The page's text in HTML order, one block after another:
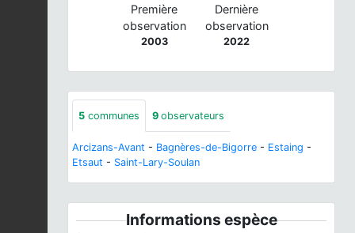
Première
observation
2003
Dernière
observation
2022
5 communes 9 observateurs
Arcizans-Avant - Bagnères-de-Bigorre - Estaing -
Etsaut - Saint-Lary-Soulan
Informations espèce